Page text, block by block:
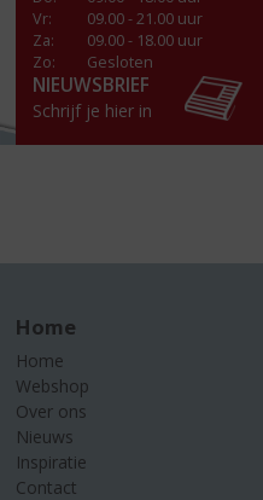
Vr:
09.00 - 21.00 uur
Za:
09.00 - 18.00 uur
Zo:
Gesloten
NIEUWSBRIEF
Schrijf je hier in
Home
Home
Webshop
Over ons
Nieuws
Inspiratie
Contact